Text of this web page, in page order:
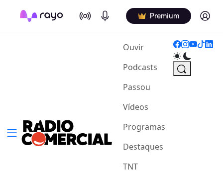
On Air Podcasts Premium Log in
Ouvir(current)
Podcasts
Passou
Vídeos
Programas
Destaques
TNT